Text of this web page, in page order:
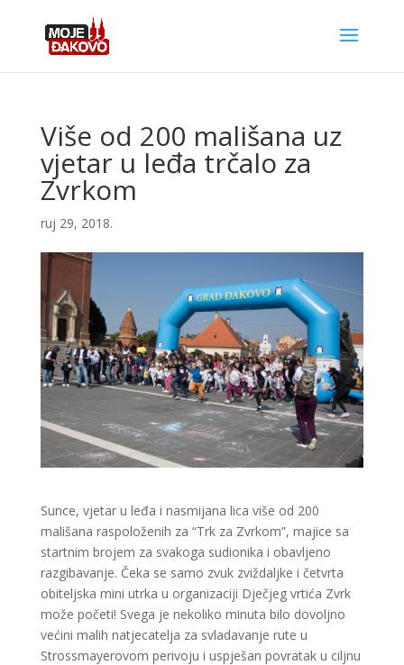
Više od 200 mališana uz
vjetar u leđa trčalo za
Zvrkom
ruj 29, 2018.
Sunce, vjetar u leđa i nasmijana lica više od 200
mališana raspoloženih za “Trk za Zvrkom”, majice sa
startnim brojem za svakoga sudionika i obavljeno
razgibavanje. Čeka se samo zvuk zviždaljke i četvrta
obiteljska mini utrka u organizaciji Dječjeg vrtića Zvrk
može početi! Svega je nekoliko minuta bilo dovoljno
većini malih natjecatelja za svladavanje rute u
Strossmayerovom perivoju i uspješan povratak u ciljnu